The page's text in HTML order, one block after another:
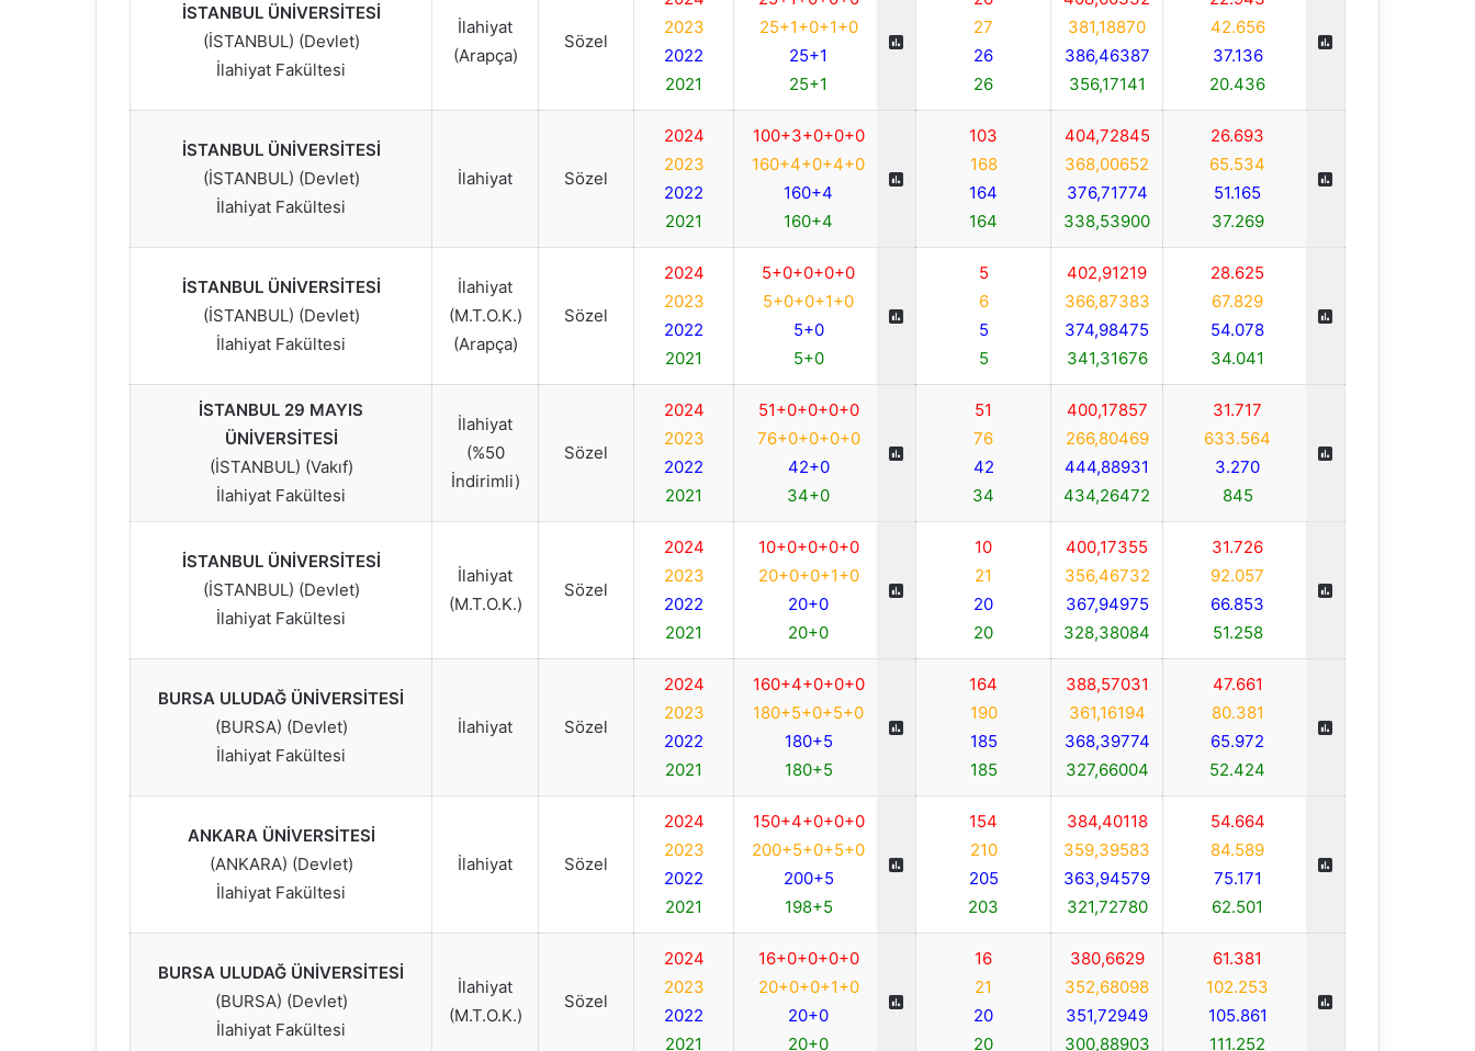
İSTANBUL ÜNİVERSİTESİ
(İSTANBUL) (Devlet)
İlahiyat Fakültesi
İlahiyat
(Arapça)
Sözel
2023
2022
2021
25+1+0+1+0
25+1
25+1
27
26
26
381,18870
386,46387
356,17141
42.656
37.136
20.436
İSTANBUL ÜNİVERSİTESİ
(İSTANBUL) (Devlet)
İlahiyat Fakültesi
İlahiyat Sözel
2024
2023
2022
2021
100+3+0+0+0
160+4+0+4+0
160+4
160+4
103
168
164
164
404,72845
368,00652
376,71774
338,53900
26.693
65.534
51.165
37.269
İSTANBUL ÜNİVERSİTESİ
(İSTANBUL) (Devlet)
İlahiyat Fakültesi
İlahiyat
(M.T.O.K.)
(Arapça)
Sözel
2024
2023
2022
2021
5+0+0+0+0
5+0+0+1+0
5+0
5+0
5
6
5
5
402,91219
366,87383
374,98475
341,31676
28.625
67.829
54.078
34.041
İSTANBUL 29 MAYIS
ÜNİVERSİTESİ
(İSTANBUL) (Vakıf)
İlahiyat Fakültesi
İlahiyat
(%50
İndirimli)
Sözel
2024
2023
2022
2021
51+0+0+0+0
76+0+0+0+0
42+0
34+0
51
76
42
34
400,17857
266,80469
444,88931
434,26472
31.717
633.564
3.270
845
İSTANBUL ÜNİVERSİTESİ
(İSTANBUL) (Devlet)
İlahiyat Fakültesi
İlahiyat
(M.T.O.K.)
Sözel
2024
2023
2022
2021
10+0+0+0+0
20+0+0+1+0
20+0
20+0
10
21
20
20
400,17355
356,46732
367,94975
328,38084
31.726
92.057
66.853
51.258
BURSA ULUDAĞ ÜNİVERSİTESİ
(BURSA) (Devlet)
İlahiyat Fakültesi
İlahiyat Sözel
2024
2023
2022
2021
160+4+0+0+0
180+5+0+5+0
180+5
180+5
164
190
185
185
388,57031
361,16194
368,39774
327,66004
47.661
80.381
65.972
52.424
ANKARA ÜNİVERSİTESİ
(ANKARA) (Devlet)
İlahiyat Fakültesi
İlahiyat Sözel
2024
2023
2022
2021
150+4+0+0+0
200+5+0+5+0
200+5
198+5
154
210
205
203
384,40118
359,39583
363,94579
321,72780
54.664
84.589
75.171
62.501
BURSA ULUDAĞ ÜNİVERSİTESİ
(BURSA) (Devlet)
İlahiyat Fakültesi
İlahiyat
(M.T.O.K.)
Sözel
2024
2023
2022
2021
16+0+0+0+0
20+0+0+1+0
20+0
20+0
16
21
20
20
380,6629
352,68098
351,72949
300,88903
61.381
102.253
105.861
111.252